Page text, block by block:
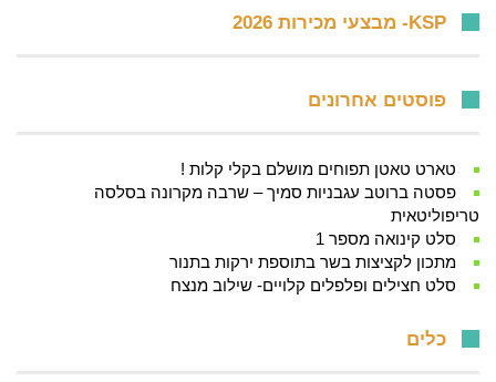
KSP- מבצעי מכירות 2026
פוסטים אחרונים
טארט טאטן תפוחים מושלם בקלי קלות !
פסטה ברוטב עגבניות סמיך – שרבה מקרונה בסלסה
טריפוליטאית
סלט קינואה מספר 1
מתכון לקציצות בשר בתוספת ירקות בתנור
סלט חצילים ופלפלים קלויים- שילוב מנצח
כלים